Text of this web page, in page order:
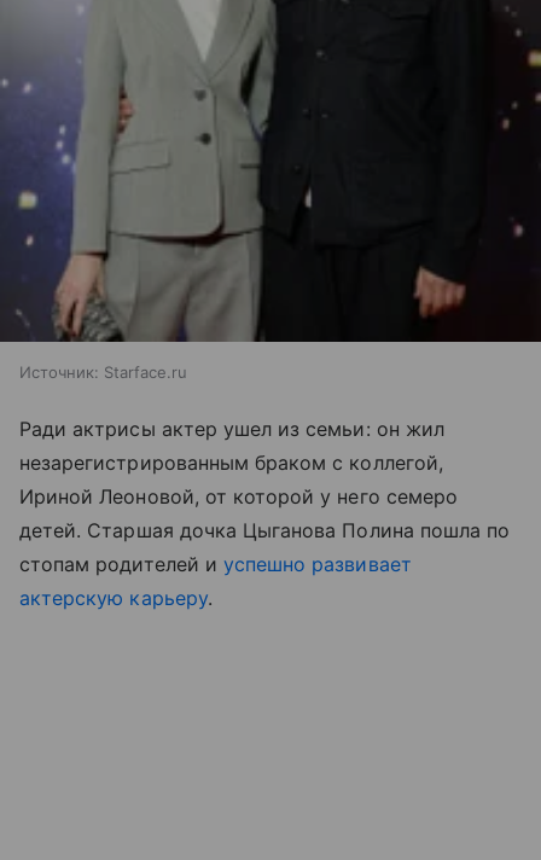
Источник: Starface.ru
Ради актрисы актер ушел из семьи: он жил
незарегистрированным браком с коллегой,
Ириной Леоновой, от которой у него семеро
детей. Старшая дочка Цыганова Полина пошла по
стопам родителей и успешно развивает
актерскую карьеру.